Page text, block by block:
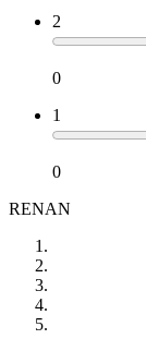
2
0
1
0
RENAN